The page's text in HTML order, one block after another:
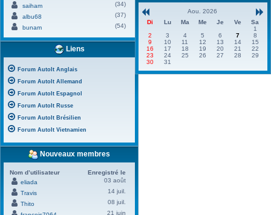
saiham
(34)
albu68
(37)
bunam
(54)
Liens
Forum AutoIt Anglais
Forum AutoIt Allemand
Forum AutoIt Espagnol
Forum AutoIt Russe
Forum AutoIt Brésilien
Forum AutoIt Vietnamien
Nouveaux membres
Nom d’utilisateur
Enregistré le
eliada
03 août
Travis
14 juil.
Thito
08 juil.
21 juin
Aou. 2026
Di
Lu Ma Me Je Ve
Sa
1
2
3 4 5 6 7
8
9
10 11 12 13 14
15
16
17 18 19 20 21
22
23
24 25 26 27 28
29
30
31